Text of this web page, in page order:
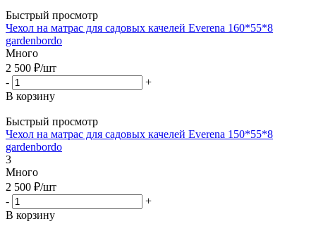
Быстрый просмотр
Чехол на матрас для садовых качелей Everena 160*55*8
gardenbordo
Много
2 500 ₽/шт
-
+
В корзину
Быстрый просмотр
Чехол на матрас для садовых качелей Everena 150*55*8
gardenbordo
3
Много
2 500 ₽/шт
-
+
В корзину